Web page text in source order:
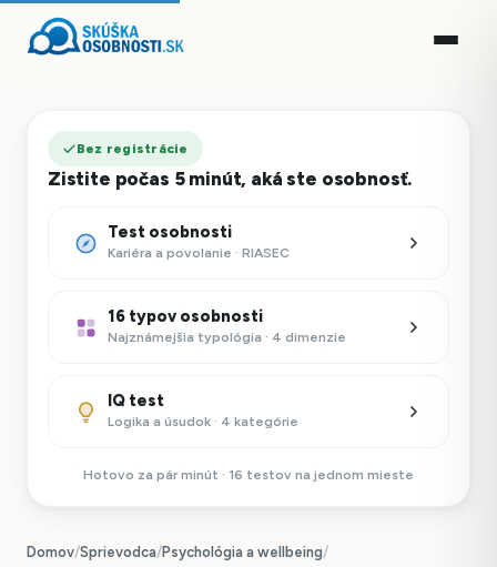
Bez registrácie
Zistite počas 5 minút, aká ste osobnosť.
Test osobnosti
Kariéra a povolanie · RIASEC
16 typov osobnosti
Najznámejšia typológia · 4 dimenzie
IQ test
Logika a úsudok · 4 kategórie
Hotovo za pár minút · 16 testov na jednom mieste
Domov/Sprievodca/Psychológia a wellbeing/